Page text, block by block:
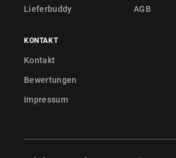
Lieferbuddy
AGB
KONTAKT
Kontakt
Bewertungen
Impressum